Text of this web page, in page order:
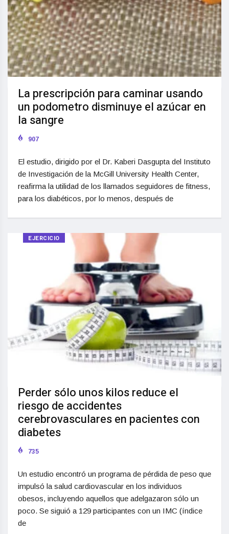
La prescripción para caminar usando
un podometro disminuye el azúcar en
la sangre
907
El estudio, dirigido por el Dr. Kaberi Dasgupta del Instituto
de Investigación de la McGill University Health Center,
reafirma la utilidad de los llamados seguidores de fitness,
para los diabéticos, por lo menos, después de
EJERCICIO
Perder sólo unos kilos reduce el
riesgo de accidentes
cerebrovasculares en pacientes con
diabetes
735
Un estudio encontró un programa de pérdida de peso que
impulsó la salud cardiovascular en los individuos
obesos, incluyendo aquellos que adelgazaron sólo un
poco. Se siguió a 129 participantes con un IMC (índice
de